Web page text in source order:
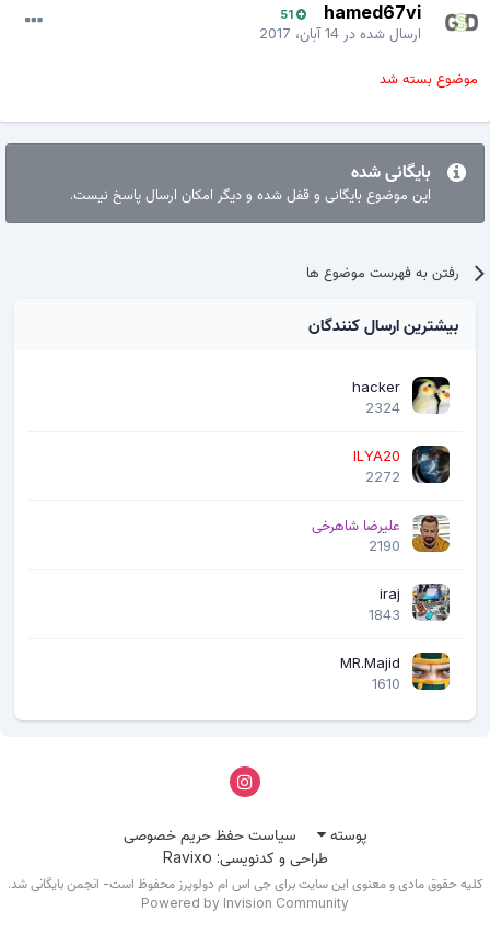
hamed67vi
51
ارسال شده در14 آبان، 2017
موضوع بسته شد
بایگانی شده
این موضوع بایگانی و قفل شده و دیگر امکان ارسال پاسخ نیست.
رفتن به فهرست موضوع ها
بیشترین ارسال کنندگان
hacker
2324
ILYA20
2272
علیرضا شاهرخی
2190
iraj
1843
MR.Majid
1610
پوسته
سیاست حفظ حریم خصوصی
طراحی و کدنویسی: Ravixo
حقوق مادی و معنوی این سایت برای جی اس ام دولوپرز محفوظ است- انجمن بایگانی شد.
Powered by Invision Community